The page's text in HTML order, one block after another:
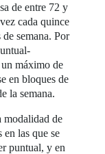
de entre 72 y
cada quince
semana. Por
máximo de
en bloques de
la semana.
modalidad de
en las que se
puntual, y en